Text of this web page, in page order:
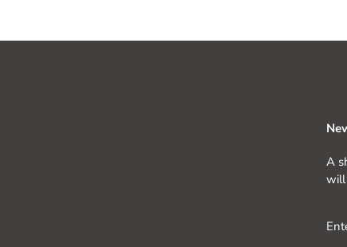
A
will